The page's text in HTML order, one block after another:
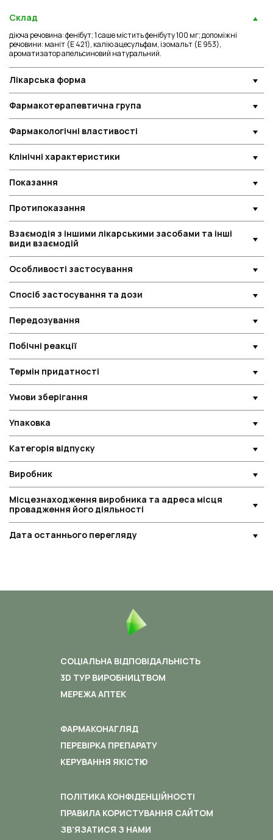
Склад
діюча речовина: фенібут; 1 саше містить фенібуту 100 мг; допоміжні
речовини: маніт (Е 421), калію ацесульфам, ізомальт (Е 953),
ароматизатор апельсиновий натуральний.
Лікарська форма
Фармакотерапевтична група
Фармакологічні властивості
Клінічні характеристики
Показання
Протипоказання
Взаємодія з іншими лікарськими засобами та інші
види взаємодій
Особливості застосування
Спосіб застосування та дози
Передозування
Побічні реакції
Термін придатності
Умови зберігання
Упаковка
Категорія відпуску
Виробник
Місцезнаходження виробника та адреса місця
провадження його діяльності
Дата останнього перегляду
СОЦІАЛЬНА ВІДПОВІДАЛЬНІСТЬ
3D ТУР ВИРОБНИЦТВОМ
МЕРЕЖА АПТЕК
ФАРМАКОНАГЛЯД
ПЕРЕВІРКА ПРЕПАРАТУ
КЕРУВАННЯ ЯКІСТЮ
ПОЛІТИКА КОНФІДЕНЦІЙНОСТІ
ПРАВИЛА КОРИСТУВАННЯ САЙТОМ
ЗВ’ЯЗАТИСЯ З НАМИ